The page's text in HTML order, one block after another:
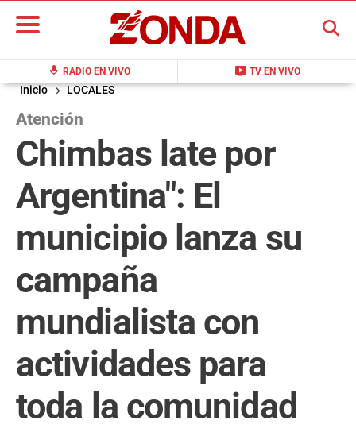
mic RADIO EN VIVO live_tv TV EN VIVO
BUSCAR
Inicio LOCALES
Atención
Chimbas late por
Argentina": El
municipio lanza su
campaña
mundialista con
actividades para
toda la comunidad